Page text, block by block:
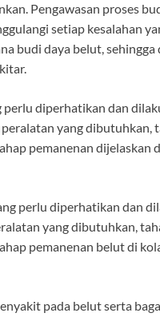
Pengawasan proses
setiap kesalahan
budi daya belut,
perlu diperhatikan dan
yang dibutuhkan,
pemanenan dijelaskan
perlu diperhatikan dan
yang dibutuhkan,
pemanenan belut di
pada belut serta